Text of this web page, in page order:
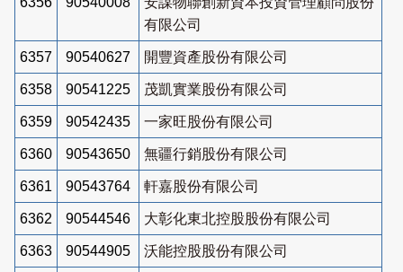
有限公司
6357 90540627 開豐資產股份有限公司
6358 90541225 茂凱實業股份有限公司
6359 90542435 一家旺股份有限公司
6360 90543650 無疆行銷股份有限公司
6361 90543764 軒嘉股份有限公司
6362 90544546 大彰化東北控股股份有限公司
6363 90544905 沃能控股股份有限公司